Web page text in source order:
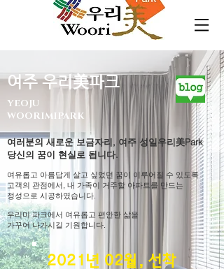
​여주 우리美파크
YEOJU
WOORIMIPARK
여러분의 새로운 보금자리, 여주 성일우리美Park
당신의 꿈이 현실로 됩니다​.
여유롭고 아름답게 살고 싶었던 꿈이 이루어질 수 있도록
고객의 관점에서, 내 가족이 거주할 아파트를 만드는
정성으로 시공하였습니다.
​우리미 파크에서 여유롭고 편안한 삶을
가꾸어 나가시길 기원합니다.
2021년 02월, 선착